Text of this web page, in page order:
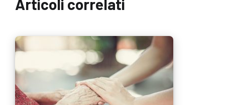
Articoli correlati